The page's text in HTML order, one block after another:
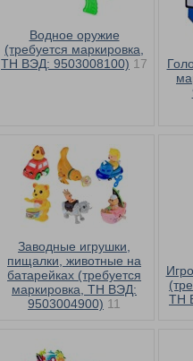
Водное оружие
(требуется маркировка,
ТН ВЭД: 9503008100) 17
Заводные игрушки,
пищалки, животные на
батарейках (требуется
маркировка, ТН ВЭД:
9503004900) 11
ТН